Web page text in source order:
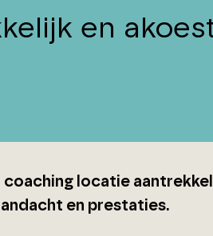
en
coaching locatie
en prestaties.